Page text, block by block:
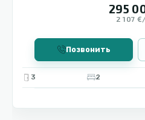
295
2 107
Позвонить
3 2